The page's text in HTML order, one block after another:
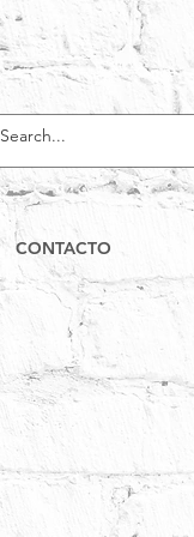
CONTACTO